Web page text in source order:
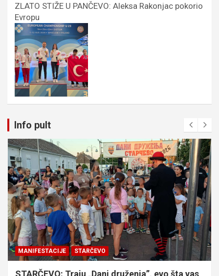
ZLATO STIŽE U PANČEVO: Aleksa Rakonjac pokorio
Evropu
Info pult
MANIFESTACIJE STARČEVO